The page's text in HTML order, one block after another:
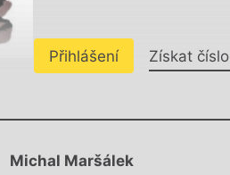
Přihlášení Získat číslo
Chviličku.
Michal Maršálek